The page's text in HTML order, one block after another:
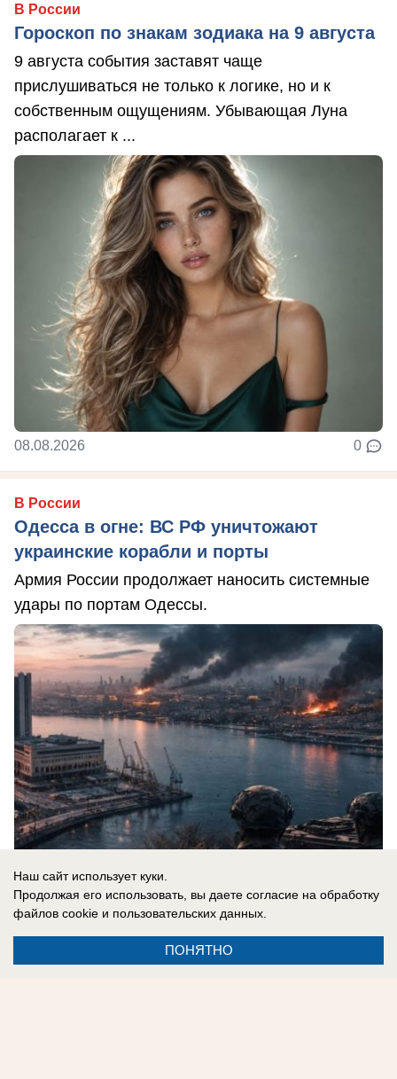
В России
Гороскоп по знакам зодиака на 9 августа
9 августа события заставят чаще
прислушиваться не только к логике, но и к
собственным ощущениям. Убывающая Луна
располагает к ...
08.08.2026 0
В России
Одесса в огне: ВС РФ уничтожают
украинские корабли и порты
Армия России продолжает наносить системные
удары по портам Одессы.
08.08.2026
Наш сайт использует куки.
Продолжая его использовать, вы даете согласие на обработку
файлов cookie и пользовательских данных.
ПОНЯТНО